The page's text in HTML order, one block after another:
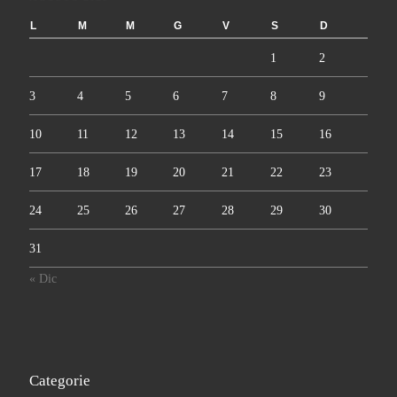
L M M G V S D
1 2
3 4 5 6 7 8 9
10 11 12 13 14 15 16
17 18 19 20 21 22 23
24 25 26 27 28 29 30
31
« Dic
Categorie